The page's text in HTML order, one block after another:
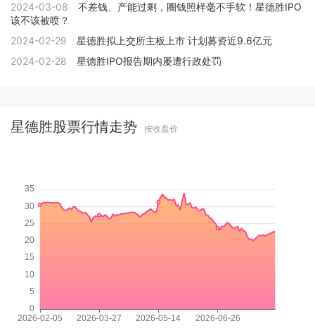
2024-03-08
不差钱、产能过剩，圈钱照样毫不手软！星德胜IPO
该不该被喷？
2024-02-29
星德胜拟上交所主板上市 计划募资近9.6亿元
2024-02-28
星德胜IPO报告期内屡遭行政处罚
星德胜股票行情走势 按收盘价